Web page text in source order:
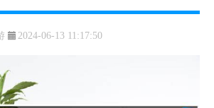
2024-06-13 11:17:50